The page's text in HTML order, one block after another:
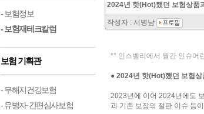
- 보험정보
- 보험재테크칼럼
보험 기획관
- 무해지건강보험
- 유병자·간편심사보험
2024년 핫(Hot)했던 보험상품
작성자 : 서병남
** 인스밸리에서 월간 인슈어
● 2024년 핫(Hot)했던 보험상
2023년에 이어 2024년에도
과 기존 보장의 절판 이슈 등